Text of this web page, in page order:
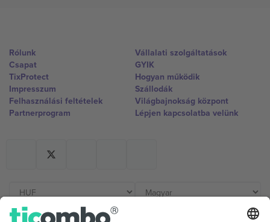
Rólunk
Csapat
TixProtect
Impresszum
Felhasználási feltételek
Partnerprogram
Vállalati szolgáltatások
GYIK
Hogyan működik
Szállodák
Világbajnokság központ
Lépjen kapcsolatba velünk